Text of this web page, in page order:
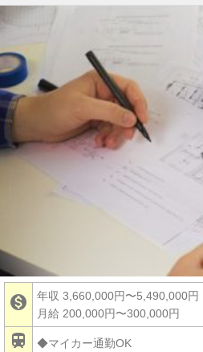
 年収 3,660,000円〜5,490,000円
月給 200,000円〜300,000円
 ◆マイカー通勤OK